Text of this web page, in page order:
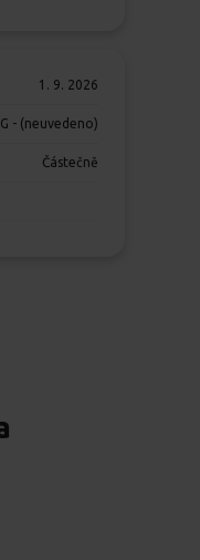
1. 9. 2026
G - (neuvedeno)
Částečně